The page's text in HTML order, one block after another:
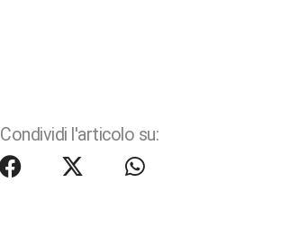
Condividi l'articolo su: